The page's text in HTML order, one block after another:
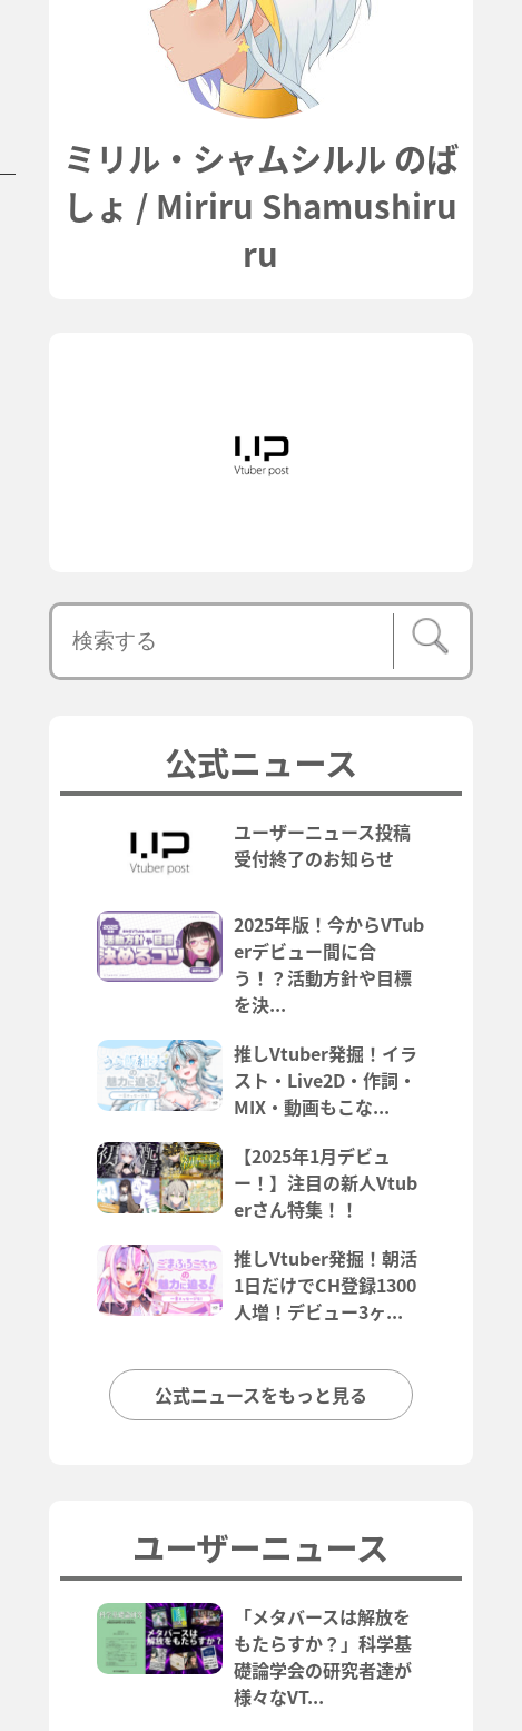
ミリル・シャムシルル のば
しょ / Miriru Shamushiru
ru
公式ニュース
ユーザーニュース投稿
受付終了のお知らせ
2025年版！今からVTub
erデビュー間に合
う！？活動方針や目標
を決...
推しVtuber発掘！イラ
スト・Live2D・作詞・
MIX・動画もこな...
【2025年1月デビュ
ー！】注目の新人Vtub
erさん特集！！
推しVtuber発掘！朝活
1日だけでCH登録1300
人増！デビュー3ヶ...
公式ニュースをもっと見る
ユーザーニュース
「メタバースは解放を
もたらすか？」科学基
礎論学会の研究者達が
様々なVT...